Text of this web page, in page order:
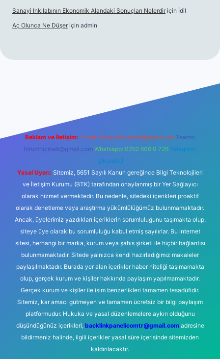
Sanayi Inkılabının Ekonomik Alandaki Sonuçları Nelerdir için İdil
Aç Olunca Ne Düşer için admin
Reklam ve İletişim: E-mail: backlinkpaneli@gmail.com Teams:
forumhizmeti@gmail.com Whatsapp: 0262 606 0 726 Telegram:
@karabul
Yasal Uyarı: Sitemiz, 5651 Sayılı Kanun gereğince Bilgi Teknolojileri
ve İletişim Kurumu (BTK) tarafından onaylanmış bir Yer Sağlayıcı
olarak hizmet vermektedir. Bu nedenle, sitedeki içerikleri proaktif
olarak denetleme veya araştırma yükümlülüğümüz bulunmamaktadır.
Ancak, üyelerimiz yazdıkları içeriklerin sorumluluğunu taşımakta olup,
siteye üye olarak bu sorumluluğu kabul etmiş sayılırlar. Bu internet
sitesi, herhangi bir marka, kurum veya şahıs şirketi ile hiçbir bağlantısı
bulunmamaktadır. Sitede yalnızca kendi hazırladığımız makaleler
paylaşılmaktadır. Burada yer alan içerikler haber niteliği taşımamakta
olup, gerçek kurum ve kişiler hakkında paylaşım yapılmamaktadır.
Gerçek kurum ve kişiler ile isim benzerlikleri tamamen tesadüfidir.
Sitemiz, kar amacı gütmeyen ve tamamen ücretsiz bir bilgi paylaşım
platformudur. Hukuka ve yasal düzenlemelere aykırı olduğunu
düşündüğünüz içerikleri, backlinkpanelicomtr@gmail.comadresine
bildirmeniz halinde, ilgili içerikler yasal süre içerisinde sitemizden
kaldırılacaktır.